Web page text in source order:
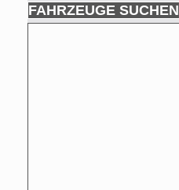
FAHRZEUGE SUCHEN